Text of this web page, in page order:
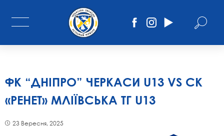
ФК “ДНІПРО” ЧЕРКАСИ U13 VS СК
«РЕНЕТ» МЛІЇВСЬКА ТГ U13
23 Вересня, 2025